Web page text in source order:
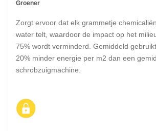
Groener
Zorgt ervoor dat elk grammetje
water telt, waardoor de impact op het
75% wordt verminderd. Gemiddeld
20% minder energie per m2 dan een
schrobzuigmachine.